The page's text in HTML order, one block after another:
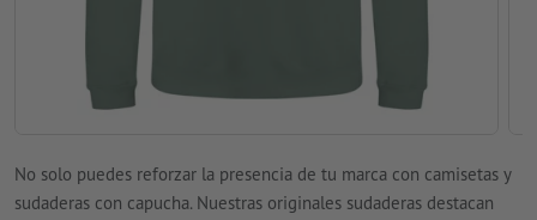
No solo puedes reforzar la presencia de tu marca con camisetas y
sudaderas con capucha. Nuestras originales sudaderas destacan